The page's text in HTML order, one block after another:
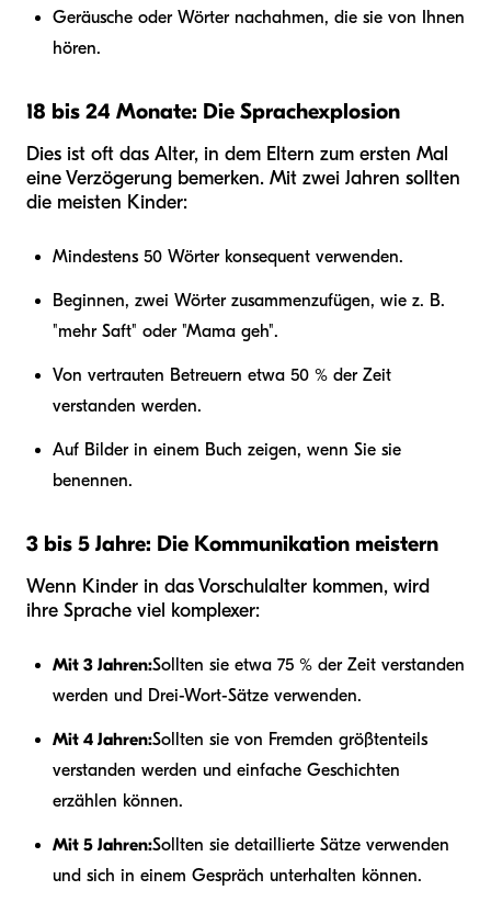
Geräusche oder Wörter nachahmen, die sie von Ihnen
hören.
18 bis 24 Monate: Die Sprachexplosion
Dies ist oft das Alter, in dem Eltern zum ersten Mal
eine Verzögerung bemerken. Mit zwei Jahren sollten
die meisten Kinder:
Mindestens 50 Wörter konsequent verwenden.
Beginnen, zwei Wörter zusammenzufügen, wie z. B.
"mehr Saft" oder "Mama geh".
Von vertrauten Betreuern etwa 50 % der Zeit
verstanden werden.
Auf Bilder in einem Buch zeigen, wenn Sie sie
benennen.
3 bis 5 Jahre: Die Kommunikation meistern
Wenn Kinder in das Vorschulalter kommen, wird
ihre Sprache viel komplexer:
Mit 3 Jahren:Sollten sie etwa 75 % der Zeit verstanden
werden und Drei-Wort-Sätze verwenden.
Mit 4 Jahren:Sollten sie von Fremden größtenteils
verstanden werden und einfache Geschichten
erzählen können.
Mit 5 Jahren:Sollten sie detaillierte Sätze verwenden
und sich in einem Gespräch unterhalten können.